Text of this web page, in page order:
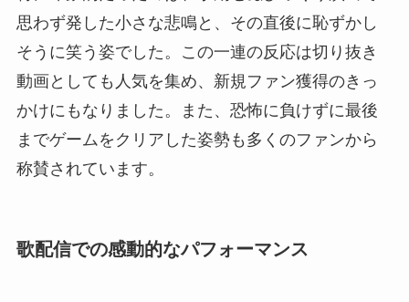
思わず発した小さな悲鳴と、その直後に恥ずかし
そうに笑う姿でした。この一連の反応は切り抜き
動画としても人気を集め、新規ファン獲得のきっ
かけにもなりました。また、恐怖に負けずに最後
までゲームをクリアした姿勢も多くのファンから
称賛されています。
歌配信での感動的なパフォーマンス